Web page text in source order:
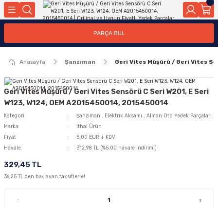
Geri Dön
Geri Dön
Geri Dön
Yakıt Pompası, Yakıt Hatları
Motor Elektrik
Ateşleme Buji Bobin Buji Kablosu
Geri Dön
Geri Dön
Geri Dön
Kollar
Geri Dön
Geri Dön
Ön Arka
Geri Dön
PARÇA BUL
Anasayfa Şanzıman Geri Vites Müşürü / Geri Vites
Geri Vites Müşürü / Geri Vites Sensörü C Seri W201, E Seri
W123, W124, OEM A2015450014, 2015450014
Kategori Şanzıman , Elektrik Aksamı , Alman Oto Yedek Parçaları
Marka
İthal Ürün
Fiyat
5,00 EUR + KDV
Havale
312,98 TL (%5,00 havale indirimi)
329,45 TL
36,25 TL den başlayan taksitlerle!
- +